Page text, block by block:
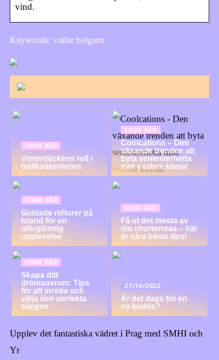
vind.
Keywords: väder helgum
GODA RÅD
Vinterdäckens roll i
trafiksäkerheten
GODA RÅD
Coolcations – Den
växande trenden att
byta semesterhetta
mot svalare klimat
GODA RÅD
Guidade ridturer på
Island för en
oförglömlig
upplevelse
GODA RÅD
Få ut det mesta av
din charterresa – här
är våra bästa tips!
GODA RÅD
Skapa ditt
drömsovrum: Tips
för att inreda och
välja den perfekta
sängen
27/10/2022
Är det dags för en
ny kudde?
Upplev det fantastiska vädret i Prag med SMHI och
Yr